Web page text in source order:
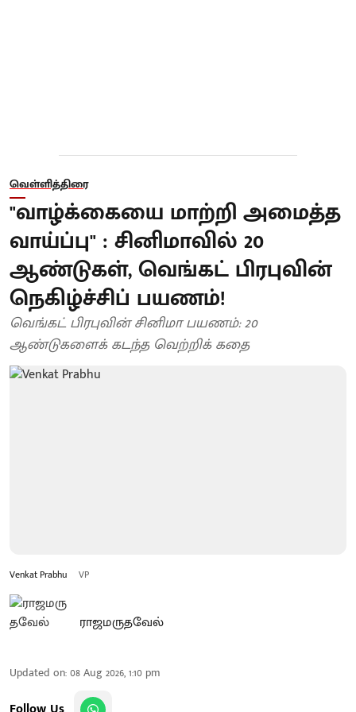
வெள்ளித்திரை
"வாழ்க்கையை மாற்றி அமைத்த
வாய்ப்பு" : சினிமாவில் 20
ஆண்டுகள், வெங்கட் பிரபுவின்
நெகிழ்ச்சிப் பயணம்!
வெங்கட் பிரபுவின் சினிமா பயணம்: 20
ஆண்டுகளைக் கடந்த வெற்றிக் கதை
Venkat Prabhu VP
ராஜமருதவேல்
Updated on:08 Aug 2026, 1:10 pm